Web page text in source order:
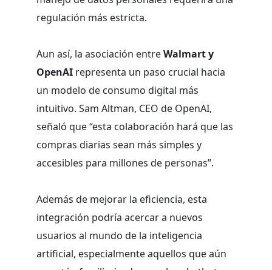
regulación más estricta.
Aun así, la asociación entreWalmart y
OpenAI representa un paso crucial hacia
un modelo de consumo digital más
intuitivo. Sam Altman, CEO de OpenAI,
señaló que “esta colaboración hará que las
compras diarias sean más simples y
accesibles para millones de personas”.
Además de mejorar la eficiencia, esta
integración podría acercar a nuevos
usuarios al mundo de la inteligencia
artificial, especialmente aquellos que aún